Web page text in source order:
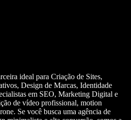
ideal para Criação de Sites,
Design de Marcas, Identidade
em SEO, Marketing Digital e
de vídeo profissional, motion
Se você busca uma agência de